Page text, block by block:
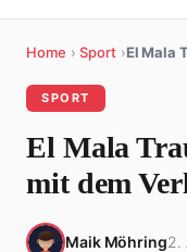
Home › Sport ›El Mala
SPORT
El Mala
mit dem
Maik Möhring2.